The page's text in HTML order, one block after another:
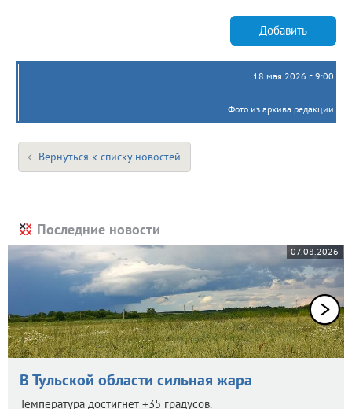
Добавить
18 мая 2026 г. 9:00
Фото из архива редакции
Вернуться к списку новостей
Последние новости
07.08.2026
В Тульской области сильная жара
Температура достигнет +35 градусов.